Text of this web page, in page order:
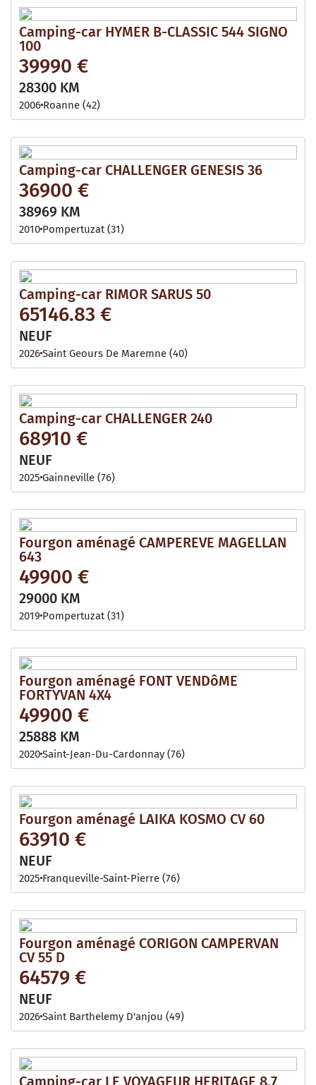
Camping-car HYMER B-CLASSIC 544 SIGNO
100
39990 €
28300 KM
2006 Roanne (42)
Camping-car CHALLENGER GENESIS 36
36900 €
38969 KM
2010 Pompertuzat (31)
Camping-car RIMOR SARUS 50
65146.83 €
NEUF
2026Saint Geours De Maremne (40)
Camping-car CHALLENGER 240
68910 €
NEUF
2025 Gainneville (76)
Fourgon aménagé CAMPEREVE MAGELLAN
643
49900 €
29000 KM
2019 Pompertuzat (31)
Fourgon aménagé FONT VENDôME
FORTYVAN 4X4
49900 €
25888 KM
2020Saint-Jean-Du-Cardonnay (76)
Fourgon aménagé LAIKA KOSMO CV 60
63910 €
NEUF
2025 Franqueville-Saint-Pierre (76)
Fourgon aménagé CORIGON CAMPERVAN
CV 55 D
64579 €
NEUF
2026Saint Barthelemy D'anjou (49)
Camping-car LE VOYAGEUR HERITAGE 8.7